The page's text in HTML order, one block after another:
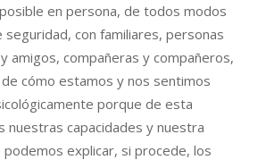
en persona, de todos modos
seguridad, con familiares, personas
amigos, compañeras y compañeros,
cómo estamos y nos sentimos
porque de esta
nuestras capacidades y nuestra
podemos explicar, si procede, los